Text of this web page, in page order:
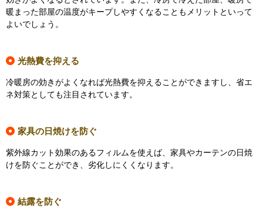
暖まった部屋の温度がキープしやすくなることもメリットといって
よいでしょう。
光熱費を抑える
冷暖房の効きがよくなれば光熱費を抑えることができますし、省エ
ネ対策としても注目されています。
家具の日焼けを防ぐ
紫外線カット効果のあるフィルムを使えば、家具やカーテンの日焼
けを防ぐことができ、劣化しにくくなります。
結露を防ぐ